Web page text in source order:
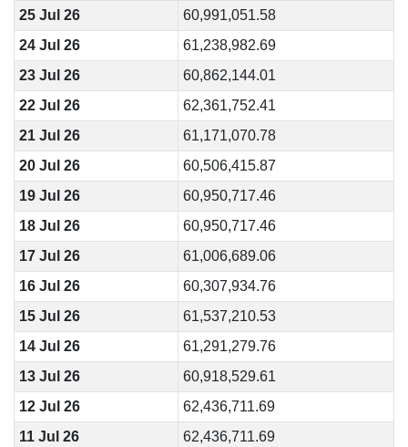
25 Jul 26
60,991,051.58
24 Jul 26
61,238,982.69
23 Jul 26
60,862,144.01
22 Jul 26
62,361,752.41
21 Jul 26
61,171,070.78
20 Jul 26
60,506,415.87
19 Jul 26
60,950,717.46
18 Jul 26
60,950,717.46
17 Jul 26
61,006,689.06
16 Jul 26
60,307,934.76
15 Jul 26
61,537,210.53
14 Jul 26
61,291,279.76
13 Jul 26
60,918,529.61
12 Jul 26
62,436,711.69
11 Jul 26
62,436,711.69